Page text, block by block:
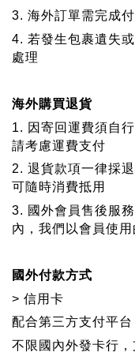
3. 海外訂單需完成
4. 若發生包裹遺失
處理
海外購買退貨
1. 因寄回運費須自行
請考慮運費支付
2. 退貨款項一律採
可隨時消費抵用
3. 國外會員售後服
內，我們以會員使
國外付款方式
> 信用卡
配合第三方支付平
不限國內外發卡行